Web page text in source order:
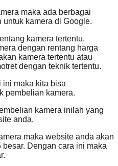
maka ada berbagai
kamera di Google.
kamera tertentu.
dengan rentang harga
kamera tertentu atau
dengan teknik tertentu.
ini maka kita bisa
pembelian kamera.
kamera inilah yang
anda.
maka website anda akan
Dengan cara ini maka